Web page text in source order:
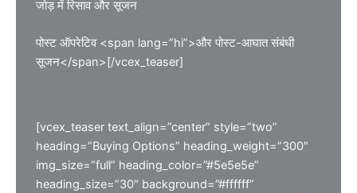
जोड़ में रिसाव और सूजन
पोस्ट ऑपरेटिव <span lang=”hi”>और पोस्ट-आघात संबंधी
सूजन</span>[/vcex_teaser]
[vcex_teaser text_align=”center” style=”two”
heading=”Buying Options” heading_weight=”300″
img_size=”full” heading_color=”#5e5e5e”
heading_size=”30″ background=”#ffffff”